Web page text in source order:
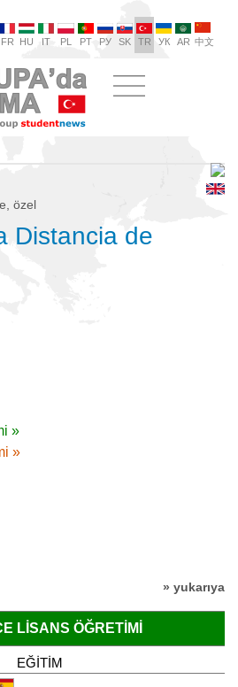
FR HU IT PL PT РУ SK TR УК AR 中文
özel
Distancia de
»
»
» yukarıya
LISANS ÖĞRETIMI
EĞITIM